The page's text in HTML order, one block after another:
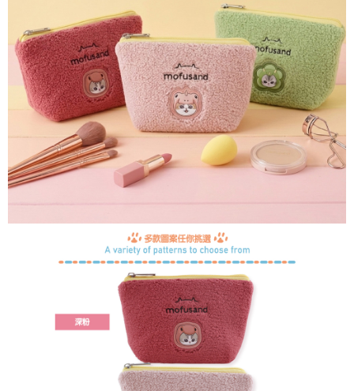
２．關於個人資料處理事宜，請瀏覽以下網址：
https://aftee.tw/terms/#terms3
３．未成年的使用者請事先徵得法定代理人或監護人之同意方可使用
「AFTEE先享後付」，若未經同意申辦者引起之損失，本公司不負相關責
任。
４．使用「AFTEE先享後付」時，將依據個別帳號之用戶狀況，依本公司即
時審查核予不同之上限額度；若仍有額度不足之情形，本公司將視審查結果
請求用戶進行身份認證。
５．嚴禁一人註冊多個帳號或使用他人資訊註冊。若發現惡意使用之情形，
恩沛科技股份有限公司將有權停止該用戶之使用額度並採取法律行動。